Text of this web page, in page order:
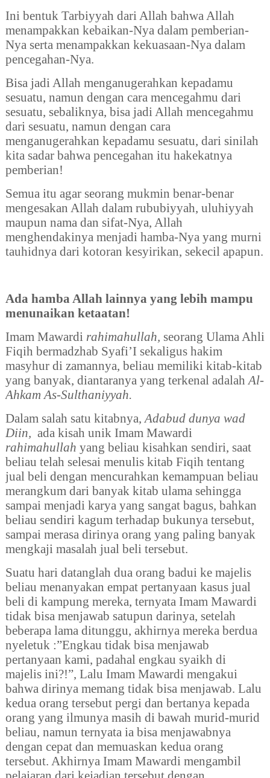
Ini bentuk Tarbiyyah dari Allah bahwa Allah
menampakkan kebaikan-Nya dalam pemberian-
Nya serta menampakkan kekuasaan-Nya dalam
pencegahan-Nya.
Bisa jadi Allah menganugerahkan kepadamu
sesuatu, namun dengan cara mencegahmu dari
sesuatu, sebaliknya, bisa jadi Allah mencegahmu
dari sesuatu, namun dengan cara
menganugerahkan kepadamu sesuatu, dari sinilah
kita sadar bahwa pencegahan itu hakekatnya
pemberian!
Semua itu agar seorang mukmin benar-benar
mengesakan Allah dalam rububiyyah, uluhiyyah
maupun nama dan sifat-Nya, Allah
menghendakinya menjadi hamba-Nya yang murni
tauhidnya dari kotoran kesyirikan, sekecil apapun.
Ada hamba Allah lainnya yang lebih mampu
menunaikan ketaatan!
Imam Mawardi rahimahullah, seorang Ulama Ahli
Fiqih bermadzhab Syafi’I sekaligus hakim
masyhur di zamannya, beliau memiliki kitab-kitab
yang banyak, diantaranya yang terkenal adalahAl-
Ahkam As-Sulthaniyyah.
Dalam salah satu kitabnya,Adabud dunya wad
Diin, ada kisah unik Imam Mawardi
rahimahullah yang beliau kisahkan sendiri, saat
beliau telah selesai menulis kitab Fiqih tentang
jual beli dengan mencurahkan kemampuan beliau
merangkum dari banyak kitab ulama sehingga
sampai menjadi karya yang sangat bagus, bahkan
beliau sendiri kagum terhadap bukunya tersebut,
sampai merasa dirinya orang yang paling banyak
mengkaji masalah jual beli tersebut.
Suatu hari datanglah dua orang badui ke majelis
beliau menanyakan empat pertanyaan kasus jual
beli di kampung mereka, ternyata Imam Mawardi
tidak bisa menjawab satupun darinya, setelah
beberapa lama ditunggu, akhirnya mereka berdua
nyeletuk :”Engkau tidak bisa menjawab
pertanyaan kami, padahal engkau syaikh di
majelis ini?!”, Lalu Imam Mawardi mengakui
bahwa dirinya memang tidak bisa menjawab. Lalu
kedua orang tersebut pergi dan bertanya kepada
orang yang ilmunya masih di bawah murid-murid
beliau, namun ternyata ia bisa menjawabnya
dengan cepat dan memuaskan kedua orang
tersebut. Akhirnya Imam Mawardi mengambil